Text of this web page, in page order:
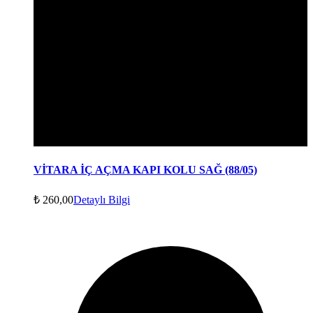
VİTARA İÇ AÇMA KAPI KOLU SAĞ (88/05)
₺ 260,00Detaylı Bilgi